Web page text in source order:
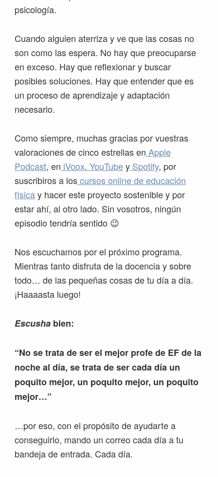
psicología.
Cuando alguien aterriza y ve que las cosas no
son como las espera. No hay que preocuparse
en exceso. Hay que reflexionar y buscar
posibles soluciones. Hay que entender que es
un proceso de aprendizaje y adaptación
necesario.
Como siempre, muchas gracias por vuestras
valoraciones de cinco estrellas en Apple
Podcast, en iVoox, YouTubey Spotify, por
suscribiros a loscursos online de educación
físicay hacer este proyecto sostenible y por
estar ahí, al otro lado. Sin vosotros, ningún
episodio tendría sentido 😉
Nos escuchamos por el próximo programa.
Mientras tanto disfruta de la docencia y sobre
todo… de las pequeñas cosas de tu día a día.
¡Haaaasta luego!
Escusha bien:
“No se trata de ser el mejor profe de EF de la
noche al día, se trata de ser cada día un
poquito mejor, un poquito mejor, un poquito
mejor…”
…por eso, con el propósito de ayudarte a
conseguirlo, mando un correo cada día a tu
bandeja de entrada. Cada día.